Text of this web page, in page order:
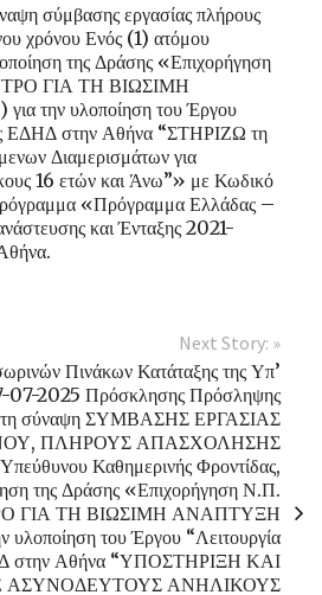
σύμβασης εργασίας πλήρους
χρόνου Ενός (1) ατόμου
της Δράσης «Επιχορήγηση
ΓΙΑ ΤΗ ΒΙΩΣΙΜΗ
την υλοποίηση του Έργου
ΕΔΗΔ στην Αθήνα “ΣΤΗΡΙΖΩ τη
Διαμερισμάτων για
16 ετών και Άνω”» με Κωδικό
«Πρόγραμμα Ελλάδας –
και Ένταξης 2021-
Next Story: »
Πινάκων Κατάταξης της Υπ’
07-2025 Πρόσκλησης Πρόσληψης
τη σύναψη ΣΥΜΒΑΣΗΣ ΕΡΓΑΣΙΑΣ
ΠΛΗΡΟΥΣ ΑΠΑΣΧΟΛΗΣΗΣ
Καθημερινής Φροντίδας,
της Δράσης «Επιχορήγηση Ν.Π.
ΓΙΑ ΤΗ ΒΙΩΣΙΜΗ ΑΝΑΠΤΥΞΗ
υλοποίηση του Έργου “Λειτουργία
στην Αθήνα “ΥΠΟΣΤΗΡΙΞΗ ΚΑΙ
ΑΝΗΛΙΚΟΥΣ